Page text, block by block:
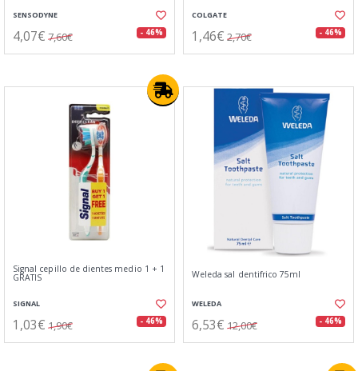
SENSODYNE
4,07€ 7,60€ - 46%
COLGATE
1,46€ 2,70€ - 46%
Signal cepillo de dientes medio 1 + 1
GRATIS
SIGNAL
1,03€ 1,90€ - 46%
Weleda sal dentifrico 75ml
WELEDA
6,53€ 12,00€ - 46%